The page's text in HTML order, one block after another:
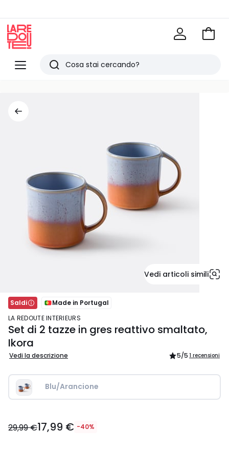
Menu
Redoute
Ricerca
Vai
Vedi articoli simili
Saldi
Made in Portugal
LA REDOUTE INTERIEURS
Set di 2 tazze in gres reattivo smaltato,
Ikora
Vedi la descrizione 5/5 1 recensioni
Blu/Arancione
€
29,99 €17,99 € -40%